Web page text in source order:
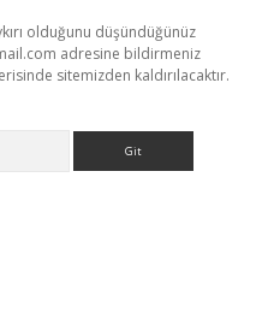
olduğunu düşündüğünüz
adresine bildirmeniz
sitemizden kaldırılacaktır.